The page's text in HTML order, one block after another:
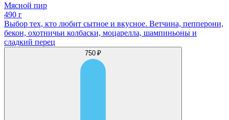
Мясной пир
490 г
Выбор тех, кто любит сытное и вкусное. Ветчина, пепперони,
бекон, охотничьи колбаски, моцарелла, шампиньоны и
сладкий перец
750 ₽